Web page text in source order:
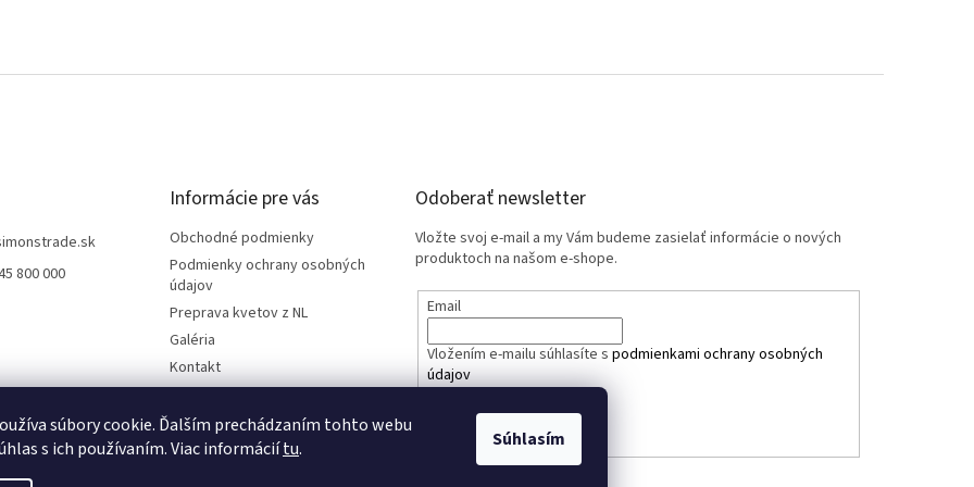
súbory cookie. Ďalším prechádzaním tohto webu
s ich používaním. Viac informáciítu. Súhlasím
800 000
Informácie pre vás
Obchodné podmienky
Podmienky ochrany osobných
údajov
Preprava kvetov z NL
Galéria
Kontakt
Odoberať newsletter
Vložte svoj e-mail a my Vám budeme zasielať informácie o nových
produktoch na našom e-shope.
Email
Vložením e-mailu súhlasíte spodmienkami ochrany osobných
údajov